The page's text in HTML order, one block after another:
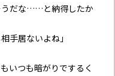
うだな……と納得したか
手居ないよね」
いつも暗がりでするく